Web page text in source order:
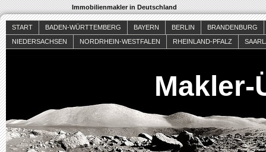
Immobilienmakler in Deutschland
START BADEN-WÜRTTEMBERG BAYERN BERLIN
BRANDENBURG
NIEDERSACHSEN
NORDRHEIN-WESTFALEN RHEINLAND-PFALZ
Makler-